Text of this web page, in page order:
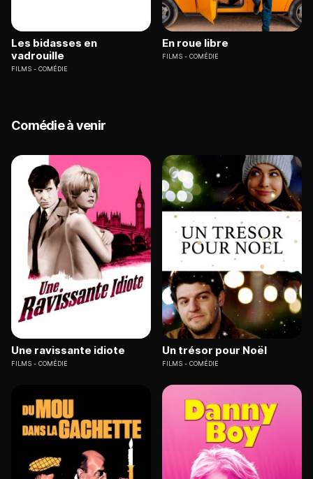
Les bidasses en
vadrouille
FILMS COMÉDIE
En roue libre
FILMS COMÉDIE
Comédie à venir
Une ravissante idiote
FILMS COMÉDIE
Un trésor pour Noël
FILMS COMÉDIE